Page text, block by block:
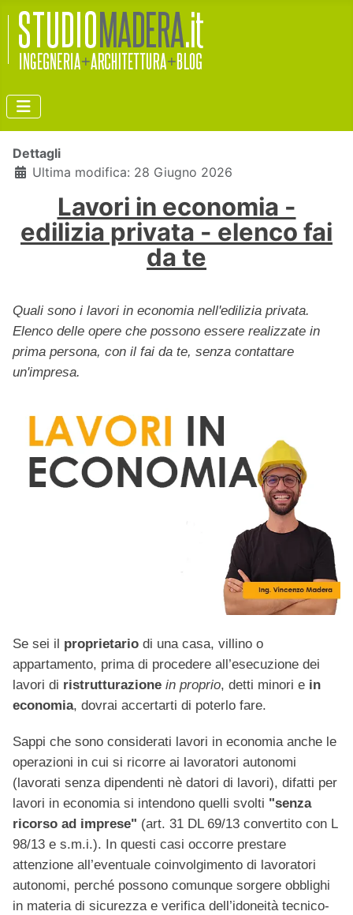
Dettagli
Ultima modifica: 28 Giugno 2026
Lavori in economia -
edilizia privata - elenco fai
da te
Quali sono i lavori in economia nell'edilizia privata.
Elenco delle opere che possono essere realizzate in
prima persona, con il fai da te, senza contattare
un'impresa.
Se sei il proprietario di una casa, villino o
appartamento, prima di procedere all’esecuzione dei
lavori di ristrutturazione in proprio, detti minori e in
economia, dovrai accertarti di poterlo fare.
Sappi che sono considerati lavori in economia anche le
operazioni in cui si ricorre ai lavoratori autonomi
(lavorati senza dipendenti nè datori di lavori), difatti per
lavori in economia si intendono quelli svolti "senza
ricorso ad imprese" (art. 31 DL 69/13 convertito con L
98/13 e s.m.i.). In questi casi occorre prestare
attenzione all’eventuale coinvolgimento di lavoratori
autonomi, perché possono comunque sorgere obblighi
in materia di sicurezza e verifica dell’idoneità tecnico-